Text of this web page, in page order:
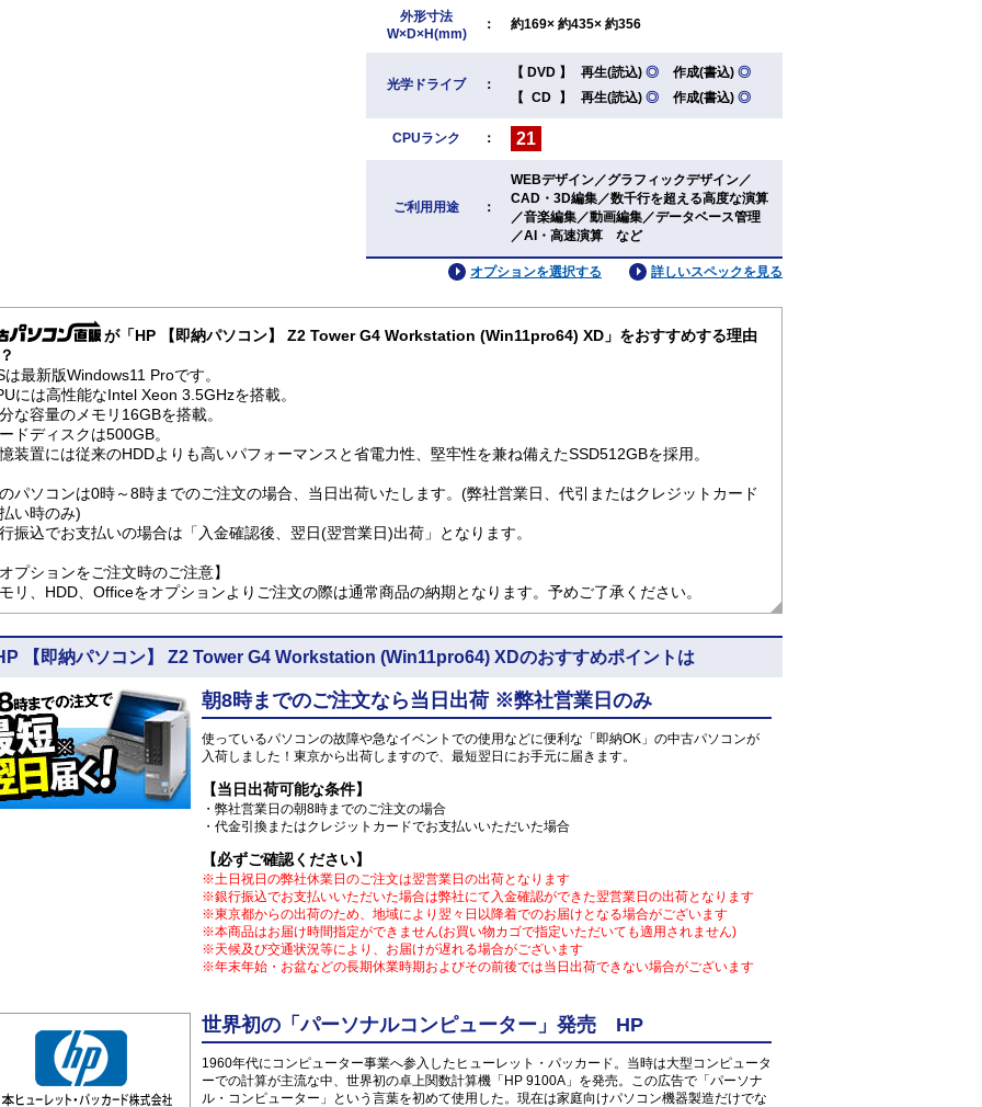
外形寸法
W×D×H(mm)
： 約169× 約435× 約356
光学ドライブ ：
【 DVD 】 再生(読込) ◎ 作成(書込) ◎
【 CD 】 再生(読込) ◎ 作成(書込) ◎
CPUランク ： 21
ご利用用途 ：
WEBデザイン／グラフィックデザイン／
CAD・3D編集／数千行を超える高度な演算
／音楽編集／動画編集／データベース管理
／AI・高速演算 など
詳しいスペックを見る
オプションを選択する
が「HP 【即納パソコン】 Z2 Tower G4 Workstation (Win11pro64) XD」をおすすめする理由
は最新版Windows11 Proです。
には高性能なIntel Xeon 3.5GHzを搭載。
な容量のメモリ16GBを搭載。
ドディスクは500GB。
装置には従来のHDDよりも高いパフォーマンスと省電力性、堅牢性を兼ね備えたSSD512GBを採用。
パソコンは0時～8時までのご注文の場合、当日出荷いたします。(弊社営業日、代引またはクレジットカード
い時のみ)
振込でお支払いの場合は「入金確認後、翌日(翌営業日)出荷」となります。
プションをご注文時のご注意】
リ、HDD、Officeをオプションよりご注文の際は通常商品の納期となります。予めご了承ください。
【即納パソコン】 Z2 Tower G4 Workstation (Win11pro64) XDのおすすめポイントは
朝8時までのご注文なら当日出荷 ※弊社営業日のみ
使っているパソコンの故障や急なイベントでの使用などに便利な「即納OK」の中古パソコンが
入荷しました！東京から出荷しますので、最短翌日にお手元に届きます。
【当日出荷可能な条件】
・弊社営業日の朝8時までのご注文の場合
・代金引換またはクレジットカードでお支払いいただいた場合
【必ずご確認ください】
※土日祝日の弊社休業日のご注文は翌営業日の出荷となります
※銀行振込でお支払いいただいた場合は弊社にて入金確認ができた翌営業日の出荷となります
※東京都からの出荷のため、地域により翌々日以降着でのお届けとなる場合がございます
※本商品はお届け時間指定ができません(お買い物カゴで指定いただいても適用されません)
※天候及び交通状況等により、お届けが遅れる場合がございます
※年末年始・お盆などの長期休業時期およびその前後では当日出荷できない場合がございます
世界初の「パーソナルコンピューター」発売 HP
1960年代にコンピューター事業へ参入したヒューレット・パッカード。当時は大型コンピュータ
ーでの計算が主流な中、世界初の卓上関数計算機「HP 9100A」を発売。この広告で「パーソナ
ル・コンピューター」という言葉を初めて使用した。現在は家庭向けパソコン機器製造だけでな